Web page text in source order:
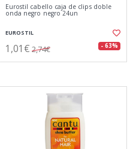
Eurostil cabello caja de clips doble
onda negro negro 24un
EUROSTIL
1,01€ 2,74€ - 63%